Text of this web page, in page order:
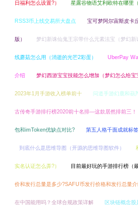
日福利怎么设置?） 星露谷物语艾利欧特在哪里
RSS3币上线交易所大盘点 宝可梦阿尔宙斯皮卡
版） 梦幻新诛仙鬼王宗带什么元素法宝（梦幻新
线蘑菇怎么用（消逝的光芒2彩蛋） UberPay
介绍 梦幻西游宝宝技能怎么增加（梦幻怎么给宝
2023年1月手游收入榜单前十 问道手游幻鹿和葫
古传奇手游排行榜2020前十名排—这款居然排前三！
包和imToken优缺点对比? 第五人格千面成就标
到底什么是思维导图（开源的思维导图软件）
实名认证怎么弄?） 目前最好玩的手游排行榜（
价和发行总量是多少?SAFU币发行价格和发行总量
在中国能用吗？全球合规政策详解 区块链概念